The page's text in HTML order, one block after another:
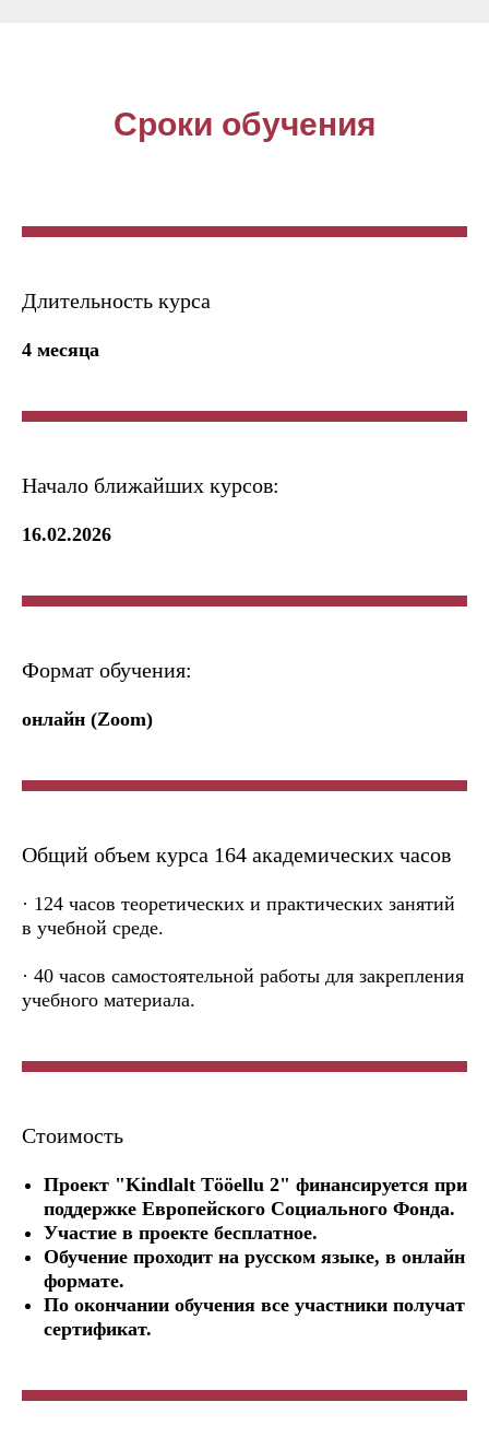
Сроки обучения
Длительность курса
4 месяца
Начало ближайших курсов:
16.02.2026
Формат обучения:
онлайн (Zoom)
Общий объем курса 164 академических часов
· 124 часов теоретических и практических занятий
в учебной среде.
· 40 часов самостоятельной работы для закрепления
учебного материала.
Стоимость
Проект "Kindlalt Tööellu 2" финансируется при
поддержке Европейского Социального Фонда.
Участие в проекте бесплатное.
Обучение проходит на русском языке, в онлайн
формате.
По окончании обучения все участники получат
сертификат.